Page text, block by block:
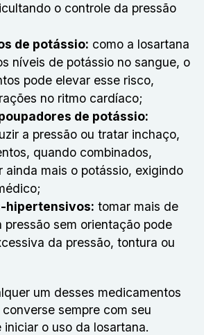
o controle da pressão
de potássio: como a losartana
níveis de potássio no sangue, o
pode elevar esse risco,
no ritmo cardíaco;
de potássio:
a pressão ou tratar inchaço,
quando combinados,
ainda mais o potássio, exigindo
hipertensivos: tomar mais de
pressão sem orientação pode
da pressão, tontura ou
um desses medicamentos
sempre com seu
o uso da losartana.